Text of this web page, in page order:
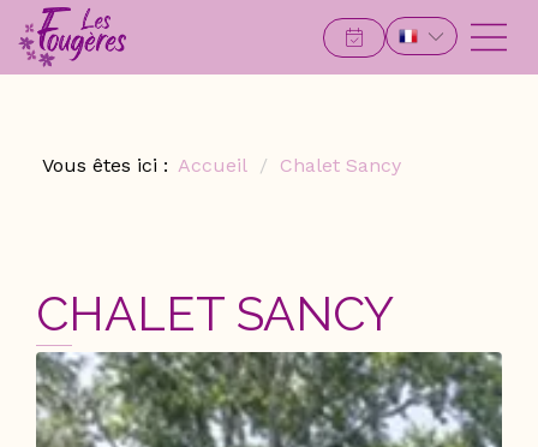
Vous êtes ici : Accueil Chalet Sancy
CHALET SANCY